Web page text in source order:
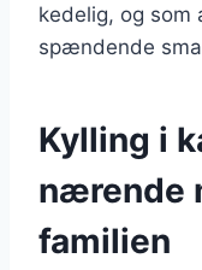
kedelig, og som
spændende
Kylling i
nærende
familien